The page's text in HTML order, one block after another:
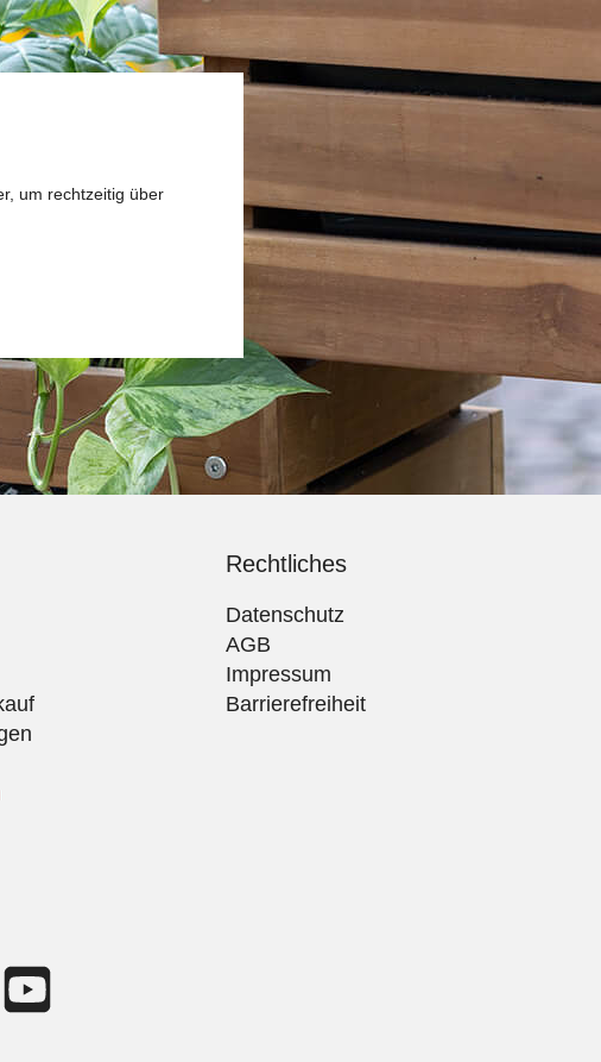
um rechtzeitig über
Rechtliches
Datenschutz
AGB
Impressum
Barrierefreiheit